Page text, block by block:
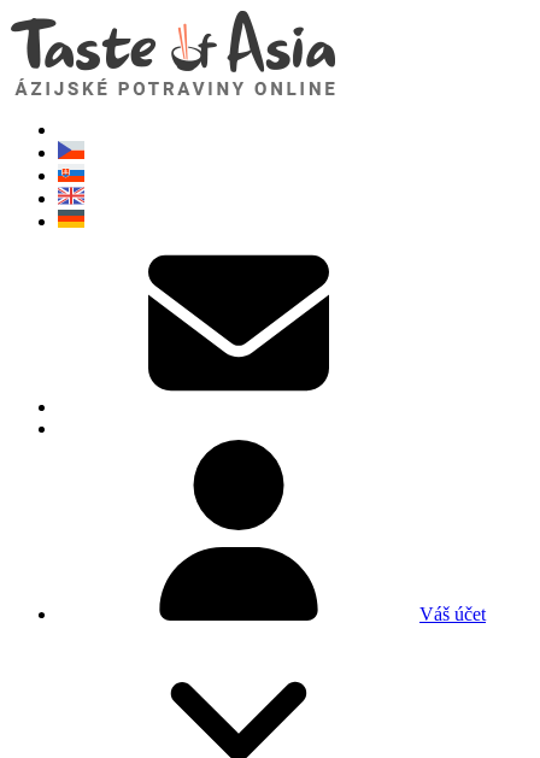
Váš účet
TasteOfAsia.sk
Neváhajte sa opýtať. Som tu pre vás!